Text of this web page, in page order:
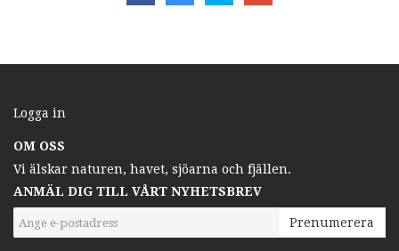
Logga in
OM OSS
Vi älskar naturen, havet, sjöarna och fjällen.
ANMÄL DIG TILL VÅRT NYHETSBREV
Prenumerera